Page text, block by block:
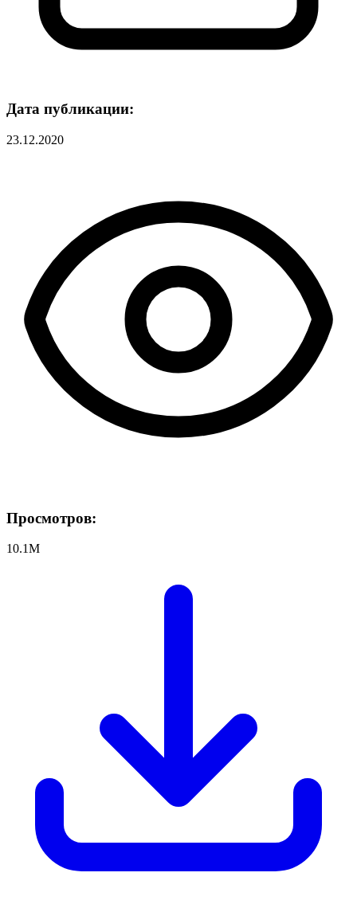
Дата публикации:
23.12.2020
Просмотров:
10.1M